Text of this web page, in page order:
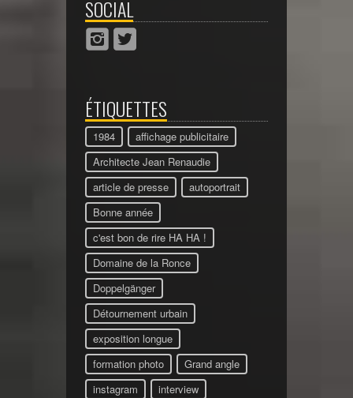
SOCIAL
ÉTIQUETTES
1984
affichage publicitaire
Architecte Jean Renaudie
article de presse
autoportrait
Bonne année
c'est bon de rire HA HA !
Domaine de la Ronce
Doppelgänger
Détournement urbain
exposition longue
formation photo
Grand angle
instagram
interview